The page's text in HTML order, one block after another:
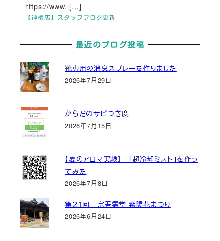
【神栖店】スタッフブログ更新
https://www. […]
最近のブログ投稿
靴専用の消臭スプレーを作りました
2026年7月29日
からだのサビつき度
2026年7月15日
【夏のアロマ実験】 「超冷却ミスト」を作っ
てみた
2026年7月8日
第２１回 宗吾霊堂 紫陽花まつり
2026年6月24日